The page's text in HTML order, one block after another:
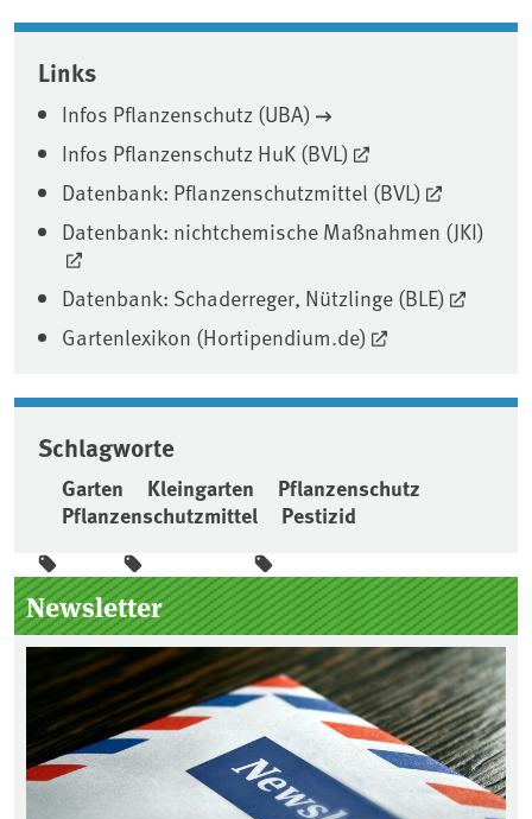
Associated content
Links
Infos Pflanzenschutz (UBA)
Infos Pflanzenschutz HuK (BVL)
Datenbank: Pflanzenschutzmittel (BVL)
Datenbank: nichtchemische Maßnahmen (JKI)
Datenbank: Schaderreger, Nützlinge (BLE)
Gartenlexikon (Hortipendium.de)
Schlagworte
Garten Kleingarten
Pflanzenschutz
Pflanzenschutzmittel
Pestizid
Seitenleiste
Newsletter